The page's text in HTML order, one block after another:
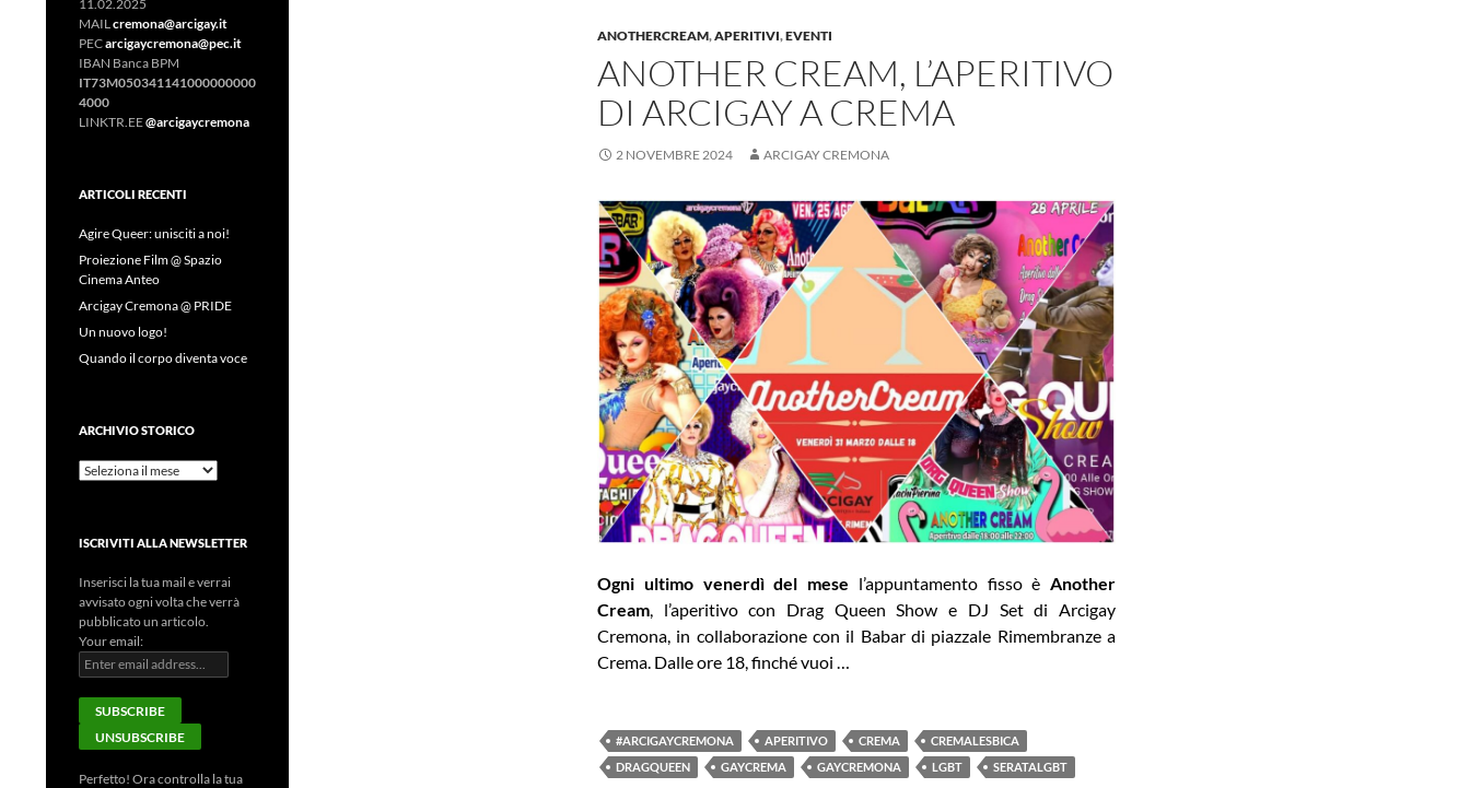
ANOTHERCREAM,APERITIVI,EVENTI
ANOTHER CREAM, L’APERITIVO
DI ARCIGAY A CREMA
2 NOVEMBRE 2024 ARCIGAY CREMONA
Ogni ultimo venerdì del mese l’appuntamento fisso è Another
Cream, l’aperitivo con Drag Queen Show e DJ Set di Arcigay
Cremona, in collaborazione con il Babar di piazzale Rimembranze a
Crema. Dalle ore 18, finché vuoi …
#ARCIGAYCREMONA APERITIVO CREMA
CREMALESBICA
DRAGQUEEN
GAYCREMA GAYCREMONA LGBT SERATALGBT
11.02.2025
MAILcremona@arcigay.it
PECarcigaycremona@pec.it
IBAN Banca BPM
IT73M050341141000000000
4000
LINKTR.EE@arcigaycremona
ARTICOLI RECENTI
Agire Queer: unisciti a noi!
Proiezione Film @ Spazio
Cinema Anteo
Arcigay Cremona @ PRIDE
Un nuovo logo!
Quando il corpo diventa voce
ARCHIVIO STORICO
Archivio
ISCRIVITI ALLA NEWSLETTER
Inserisci la tua mail e verrai
avvisato ogni volta che verrà
pubblicato un articolo.
Your email:
Perfetto! Ora controlla la tua